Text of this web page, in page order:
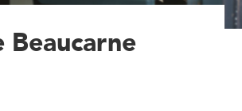
Beaucarne